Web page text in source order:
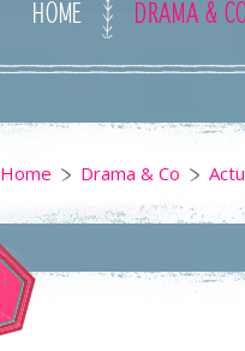
HOME DRAMA &
Home Drama & Co